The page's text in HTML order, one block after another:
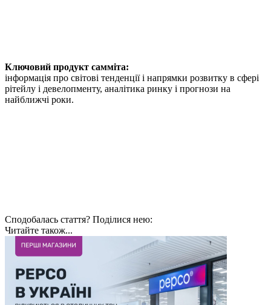
Ключовий продукт cамміта:
інформація про світові тенденції і напрямки розвитку в сфері
рітейлу і девелопменту, аналітика ринку і прогнози на
найближчі роки.
Сподобалась стаття? Поділися нею:
Читайте також...